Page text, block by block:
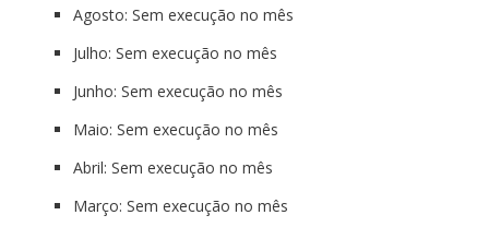
Agosto: Sem execução no mês
Julho: Sem execução no mês
Junho: Sem execução no mês
Maio: Sem execução no mês
Abril: Sem execução no mês
Março: Sem execução no mês